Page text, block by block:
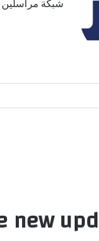
شبكة مراسلين